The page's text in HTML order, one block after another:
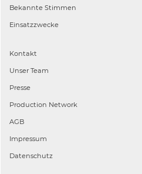
Bekannte Stimmen
Einsatzzwecke
Kontakt
Unser Team
Presse
Production Network
AGB
Impressum
Datenschutz